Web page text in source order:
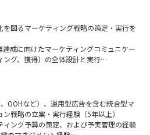
図るマーケティング戦略の策定・実行を
達成に向けたマーケティングコミュニケー
グ、獲得）の全体設計と実行
ング予算の最適配分計画策定と管理
ジメント層として組織文化の構築、採
経営層など、社内外の幅広いステークホ
OOHなど）、運用型広告を含む統合型マ
戦略の立案・実行経験（5年以上）
ング予算の策定、および予実管理の経験